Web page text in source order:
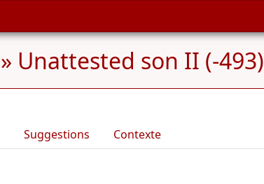
» Unattested son II (-493)
Suggestions Contexte